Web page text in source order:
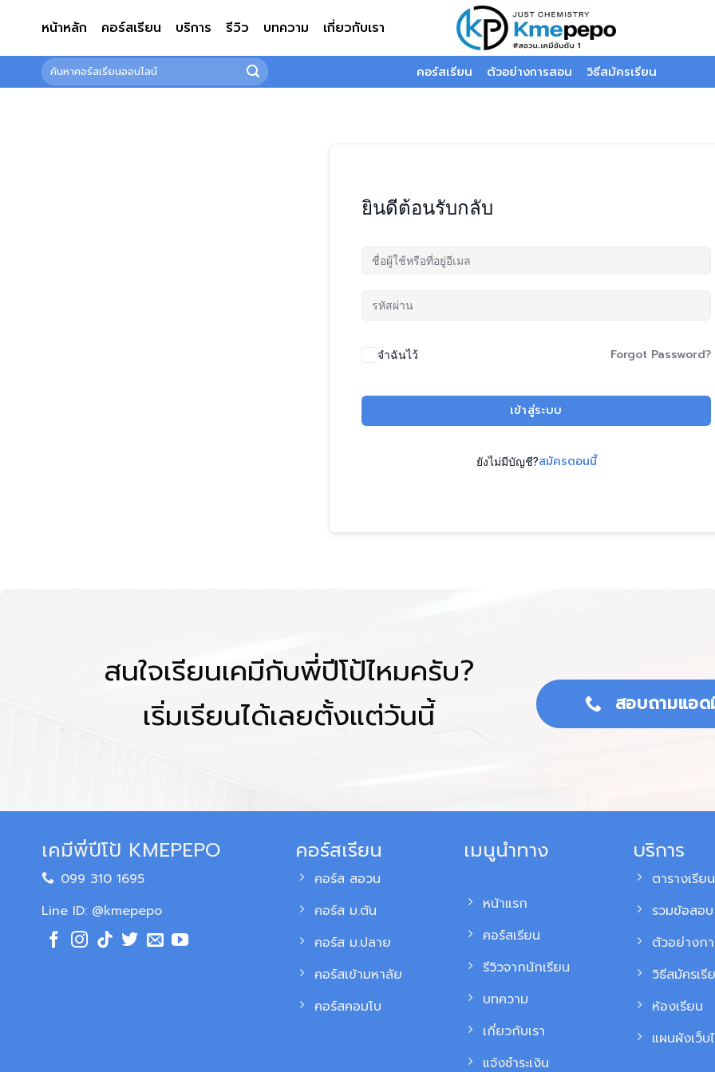
หน้าหลัก คอร์สเรียน บริการ รีวิว บทความ เกี่ยวกับเรา
ค้นหา: คอร์สเรียน ตัวอย่างการสอน วิธีสมัครเรียน
ยินดีต้อนรับกลับ
จำฉันไว้ Forgot Password?
เข้าสู่ระบบ
ยังไม่มีบัญชี?สมัครตอนนี้
สนใจเรียนเคมีกับพี่ปีโป้ไหมครับ?
เริ่มเรียนได้เลยตั้งแต่วันนี้
สอบถามแอ
เคมีพี่ปีโป้ KMEPEPO
099 310 1695
Line ID: @kmepepo
คอร์สเรียน
คอร์ส สอวน
คอร์ส ม.ต้น
คอร์ส ม.ปลาย
คอร์สเข้ามหาลัย
คอร์สคอมโบ
เมนูนำทาง
หน้าแรก
คอร์สเรียน
รีวิวจากนักเรียน
บทความ
เกี่ยวกับเรา
แจ้งชำระเงิน
บริการ
ตารางเรียน
รวมข้อสอ
ตัวอย่างก
วิธีสมัครเรี
ห้องเรียน
แผนผังเว็บ